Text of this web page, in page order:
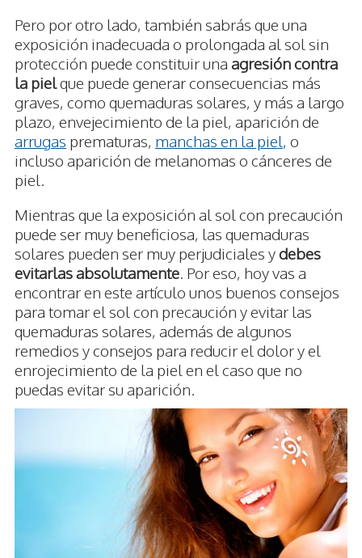
Pero por otro lado, también sabrás que una
exposición inadecuada o prolongada al sol sin
protección puede constituir una agresión contra
la pielque puede generar consecuencias más
graves, como quemaduras solares, y más a largo
plazo, envejecimiento de la piel, aparición de
arrugas prematuras, manchas en la piel, o
incluso aparición de melanomas o cánceres de
piel.
Mientras que la exposición al sol con precaución
puede ser muy beneficiosa, las quemaduras
solares pueden ser muy perjudiciales ydebes
evitarlas absolutamente. Por eso, hoy vas a
encontrar en este artículo unos buenos consejos
para tomar el sol con precaución y evitar las
quemaduras solares, además de algunos
remedios y consejos para reducir el dolor y el
enrojecimiento de la piel en el caso que no
puedas evitar su aparición.